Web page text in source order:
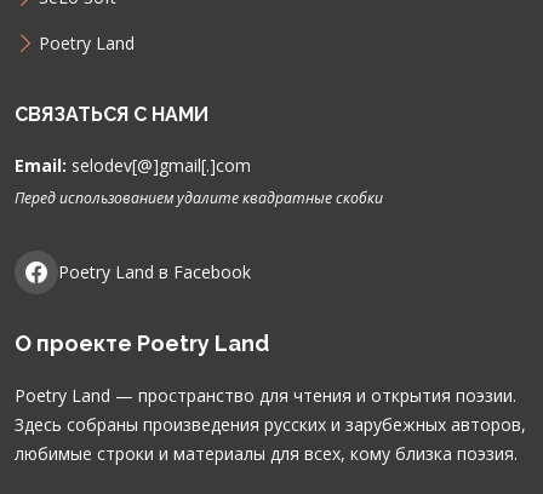
Poetry Land
СВЯЗАТЬСЯ С НАМИ
Email: selodev[@]gmail[.]com
Перед использованием удалите квадратные скобки
Poetry Land в Facebook
О проекте Poetry Land
Poetry Land — пространство для чтения и открытия поэзии.
Здесь собраны произведения русских и зарубежных авторов,
любимые строки и материалы для всех, кому близка поэзия.